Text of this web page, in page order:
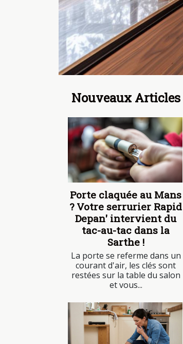
Nouveaux Articles
Porte claquée au Mans
? Votre serrurier Rapid
Depan' intervient du
tac-au-tac dans la
Sarthe !
La porte se referme dans un
courant d'air, les clés sont
restées sur la table du salon
et vous...